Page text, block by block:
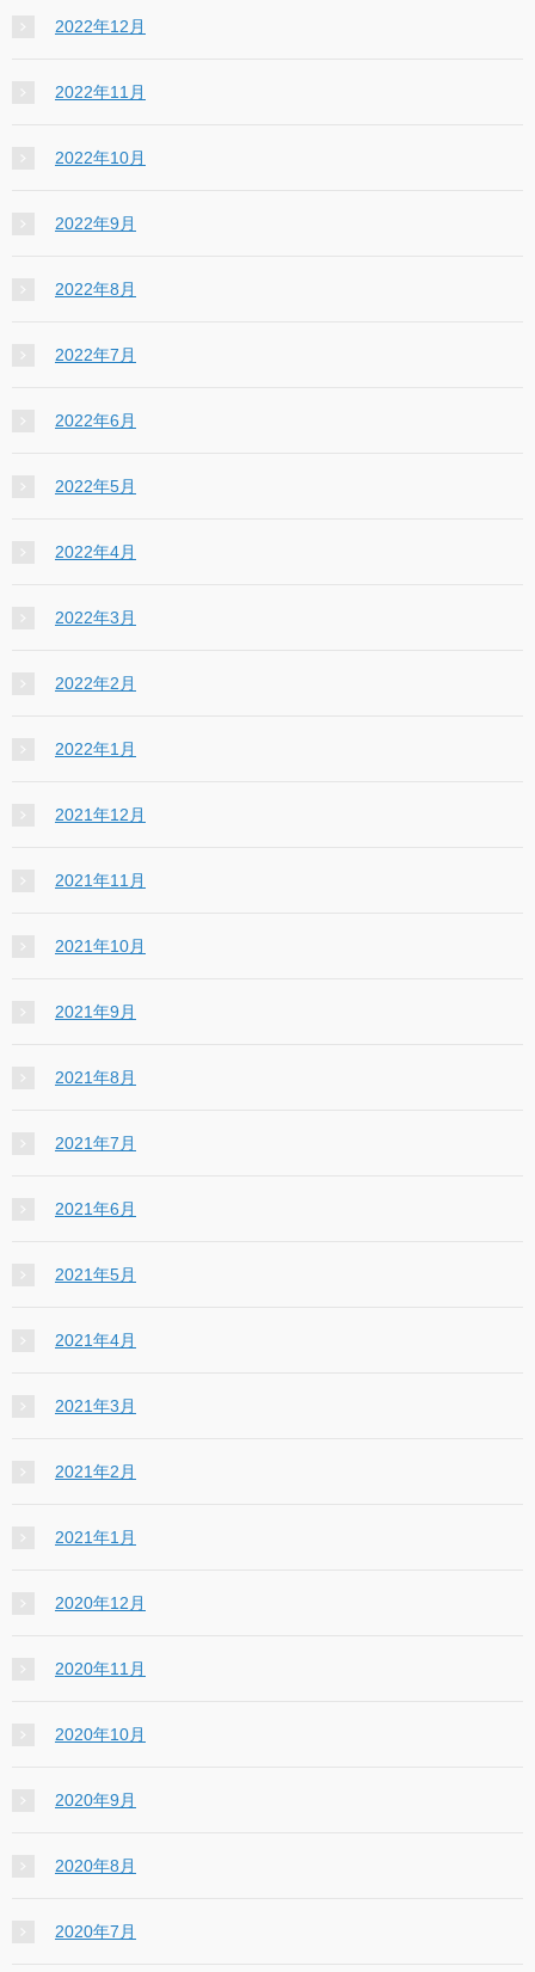
2022年12月
2022年11月
2022年10月
2022年9月
2022年8月
2022年7月
2022年6月
2022年5月
2022年4月
2022年3月
2022年2月
2022年1月
2021年12月
2021年11月
2021年10月
2021年9月
2021年8月
2021年7月
2021年6月
2021年5月
2021年4月
2021年3月
2021年2月
2021年1月
2020年12月
2020年11月
2020年10月
2020年9月
2020年8月
2020年7月